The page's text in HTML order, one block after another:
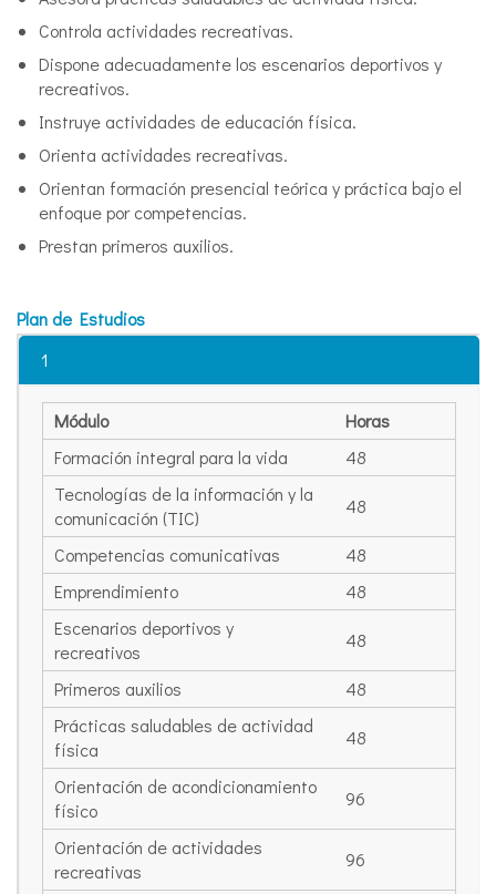
Controla actividades recreativas.
Dispone adecuadamente los escenarios deportivos y
recreativos.
Instruye actividades de educación física.
Orienta actividades recreativas.
Orientan formación presencial teórica y práctica bajo el
enfoque por competencias.
Prestan primeros auxilios.
Plan de Estudios
1
Módulo
Horas
Formación integral para la vida
48
Tecnologías de la información y la
comunicación (TIC)
48
Competencias comunicativas
48
Emprendimiento
48
Escenarios deportivos y
recreativos
48
Primeros auxilios
48
Prácticas saludables de actividad
física
48
Orientación de acondicionamiento
físico
96
Orientación de actividades
recreativas
96